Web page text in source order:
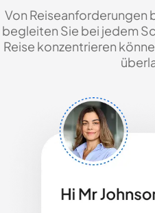
Von Reiseanforderungen
begleiten Sie bei jedem
Reise konzentrieren